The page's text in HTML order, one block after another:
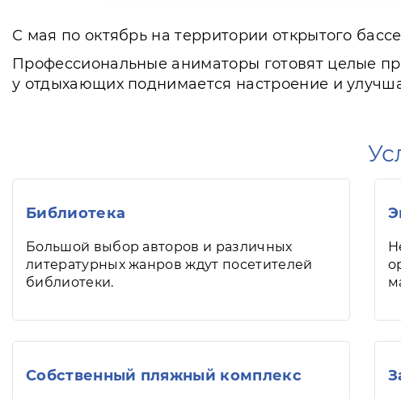
С мая по октябрь на территории открытого
Профессиональные аниматоры готовят целые
у отдыхающих поднимается настроение и
Библиотека
Большой выбор авторов и различных
литературных жанров ждут посетителей
библиотеки.
Собственный пляжный комплекс